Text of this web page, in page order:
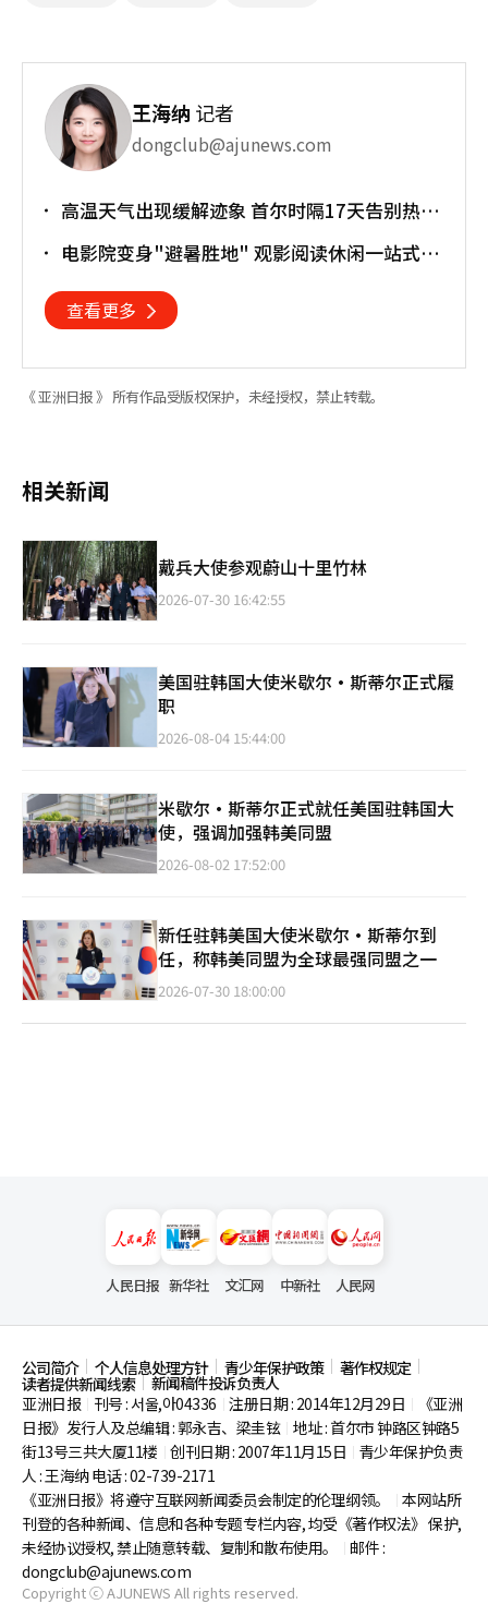
王海纳 记者
dongclub@ajunews.com
高温天气出现缓解迹象 首尔时隔17天告别热带
电影院变身"避暑胜地" 观影阅读休闲一站式搞
查看更多
《 亚洲日报 》 所有作品受版权保护，未经授权，禁止转载。
相关新闻
戴兵大使参观蔚山十里竹林
2026-07-30 16:42:55
美国驻韩国大使米歇尔·斯蒂尔正式履
职
2026-08-04 15:44:00
米歇尔·斯蒂尔正式就任美国驻韩国大
使，强调加强韩美同盟
2026-08-02 17:52:00
新任驻韩美国大使米歇尔·斯蒂尔到
任，称韩美同盟为全球最强同盟之一
2026-07-30 18:00:00
人民日报 新华社 文汇网 中新社 人民网
公司简介 个人信息处理方针 青少年保护政策 著作权规定
读者提供新闻线索
新闻稿件投诉负责人
亚洲日报
刊号 : 서울,아04336 注册日期 : 2014年12月29日
《亚洲
日报》发行人及总编辑 : 郭永吉、梁圭铉 地址 : 首尔市钟路区钟路5
街13号三共大厦11楼 创刊日期 : 2007年11月15日
青少年保护负责
人 : 王海纳 电话 : 02-739-2171
《亚洲日报》将遵守互联网新闻委员会制定的伦理纲领。
本网站所
刊登的各种新闻、信息和各种专题专栏内容, 均受《著作权法》 保护,
未经协议授权, 禁止随意转载、复制和散布使用。
邮件 :
dongclub@ajunews.com
Copyright ⓒ AJUNEWS All rights reserved.